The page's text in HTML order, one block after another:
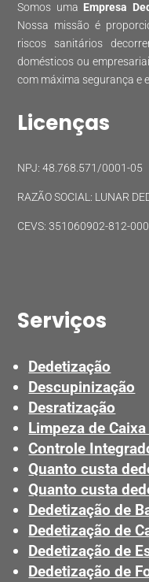
Somos uma Empresa
Nossa missão é
riscos sanitários
domésticos ou
com máxima segurança e
Licenças
NPJ: 48.768.571/0001-05
RAZÃO SOCIAL: LUNAR
CEVS: 351060902-812-
Serviços
Dedetização
Descupinização
Desratização
Limpeza de Caixa
Controle
Quanto custa
Quanto custa
Dedetização de
Dedetização de
Dedetização de
Dedetização de